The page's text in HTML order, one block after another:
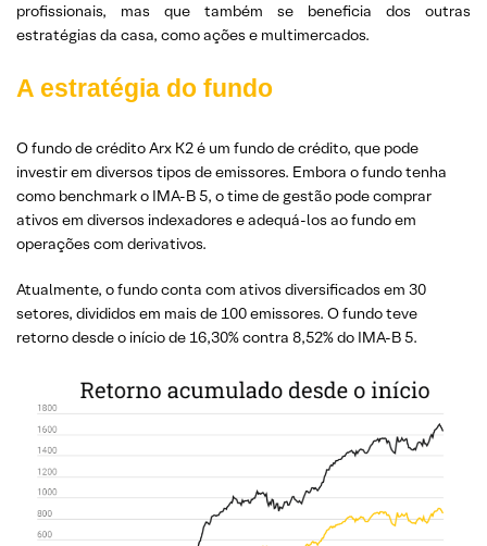
profissionais, mas que também se beneficia dos outras
estratégias da casa, como ações e multimercados.
A estratégia do fundo
O fundo de crédito Arx K2 é um fundo de crédito, que pode
investir em diversos tipos de emissores. Embora o fundo tenha
como benchmark o IMA-B 5, o time de gestão pode comprar
ativos em diversos indexadores e adequá-los ao fundo em
operações com derivativos.
Atualmente, o fundo conta com ativos diversificados em 30
setores, divididos em mais de 100 emissores. O fundo teve
retorno desde o início de 16,30% contra 8,52% do IMA-B 5.